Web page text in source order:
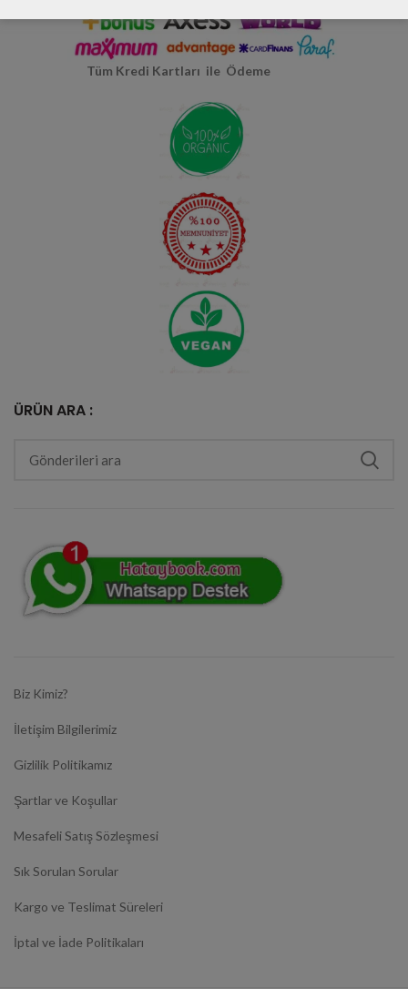
Tüm Kredi Kartları ile Ödeme
ÜRÜN ARA :
Biz Kimiz?
İletişim Bilgilerimiz
Gizlilik Politikamız
Şartlar ve Koşullar
Mesafeli Satış Sözleşmesi
Sık Sorulan Sorular
Kargo ve Teslimat Süreleri
İptal ve İade Politikaları